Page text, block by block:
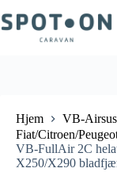
Hjem
VB-
Fiat/Citroen/
VB-FullAir 2C
X250/X290